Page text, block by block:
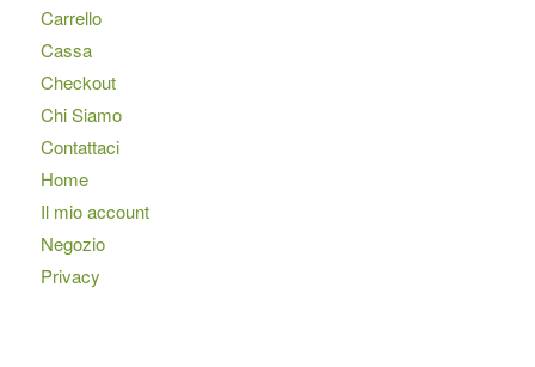
Carrello
Cassa
Checkout
Chi Siamo
Contattaci
Home
Il mio account
Negozio
Privacy